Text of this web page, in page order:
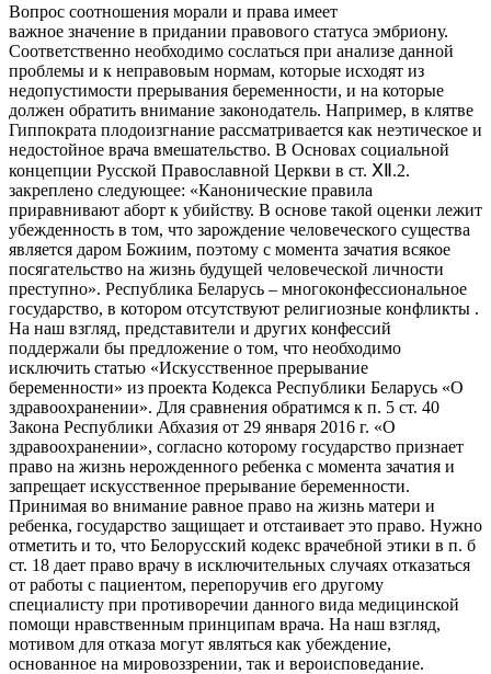
Вопрос соотношения морали и права имеет
важное значение в придании правового статуса эмбриону.
Соответственно необходимо сослаться при анализе данной
проблемы и к неправовым нормам, которые исходят из
недопустимости прерывания беременности, и на которые
должен обратить внимание законодатель. Например, в клятве
Гиппократа плодоизгнание рассматривается как неэтическое и
недостойное врача вмешательство. В Основах социальной
концепции Русской Православной Церкви в ст. ⅩⅡ.2.
закреплено следующее: «Канонические правила
приравнивают аборт к убийству. В основе такой оценки лежит
убежденность в том, что зарождение человеческого существа
является даром Божиим, поэтому с момента зачатия всякое
посягательство на жизнь будущей человеческой личности
преступно». Республика Беларусь – многоконфессиональное
государство, в котором отсутствуют религиозные конфликты .
На наш взгляд, представители и других конфессий
поддержали бы предложение о том, что необходимо
исключить статью «Искусственное прерывание
беременности» из проекта Кодекса Республики Беларусь «О
здравоохранении». Для сравнения обратимся к п. 5 ст. 40
Закона Республики Абхазия от 29 января 2016 г. «О
здравоохранении», согласно которому государство признает
право на жизнь нерожденного ребенка с момента зачатия и
запрещает искусственное прерывание беременности.
Принимая во внимание равное право на жизнь матери и
ребенка, государство защищает и отстаивает это право. Нужно
отметить и то, что Белорусский кодекс врачебной этики в п. б
ст. 18 дает право врачу в исключительных случаях отказаться
от работы с пациентом, перепоручив его другому
специалисту при противоречии данного вида медицинской
помощи нравственным принципам врача. На наш взгляд,
мотивом для отказа могут являться как убеждение,
основанное на мировоззрении, так и вероисповедание.